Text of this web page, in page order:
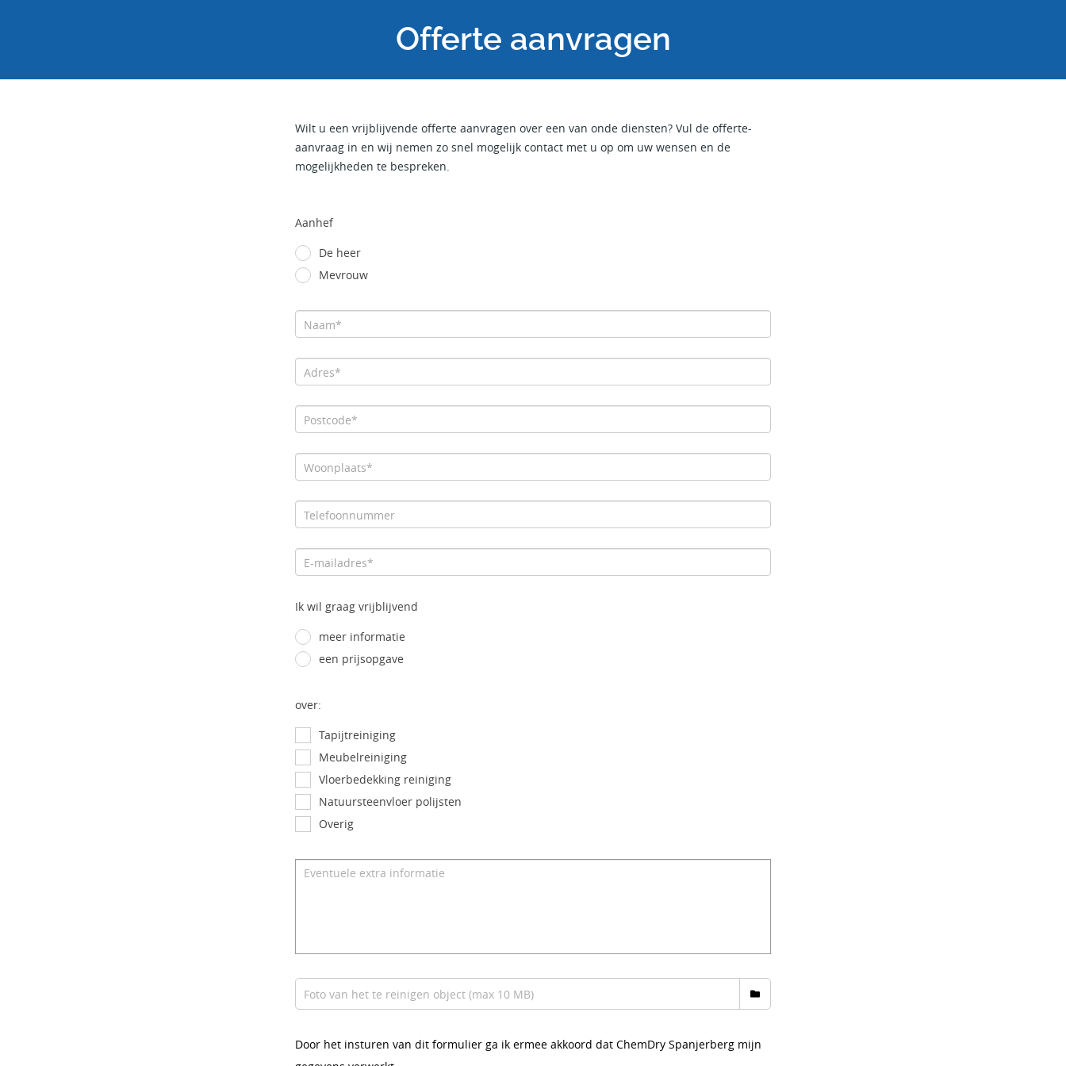
Offerte aanvragen
Wilt u een vrijblijvende offerte aanvragen over een van onde diensten? Vul de offerte-
aanvraag in en wij nemen zo snel mogelijk contact met u op om uw wensen en de
mogelijkheden te bespreken.
Aanhef
De heer
Mevrouw
Ik wil graag vrijblijvend
meer informatie
een prijsopgave
over:
Tapijtreiniging
Meubelreiniging
Vloerbedekking reiniging
Natuursteenvloer polijsten
Overig
Door het insturen van dit formulier ga ik ermee akkoord dat ChemDry Spanjerberg mijn